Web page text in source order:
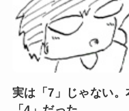
実は「7」じゃない